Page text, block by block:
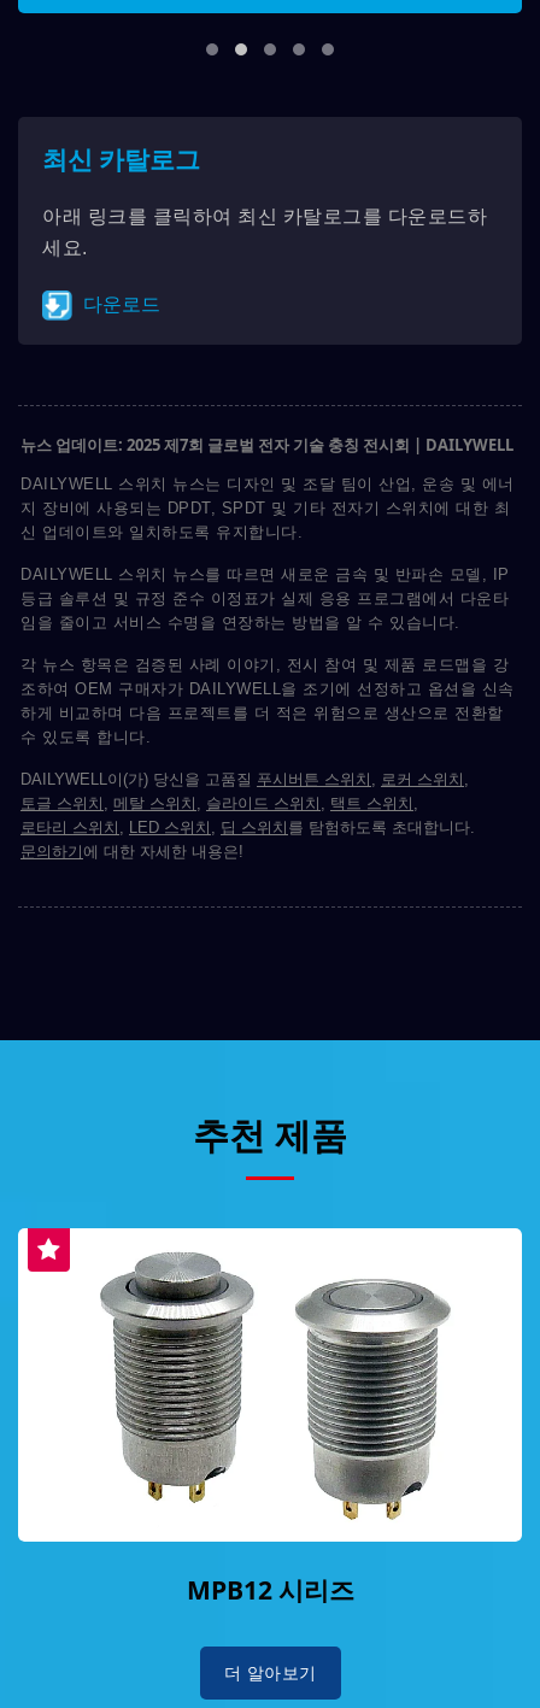
최신 카탈로그
아래 링크를 클릭하여 최신 카탈로그를 다운로드하
세요.
다운로드
뉴스 업데이트: 2025 제7회 글로벌 전자 기술 충칭 전시회 | DAILYWELL
DAILYWELL 스위치 뉴스는 디자인 및 조달 팀이 산업, 운송 및 에너
지 장비에 사용되는 DPDT, SPDT 및 기타 전자기 스위치에 대한 최
신 업데이트와 일치하도록 유지합니다.
DAILYWELL 스위치 뉴스를 따르면 새로운 금속 및 반파손 모델, IP
등급 솔루션 및 규정 준수 이정표가 실제 응용 프로그램에서 다운타
임을 줄이고 서비스 수명을 연장하는 방법을 알 수 있습니다.
각 뉴스 항목은 검증된 사례 이야기, 전시 참여 및 제품 로드맵을 강
조하여 OEM 구매자가 DAILYWELL을 조기에 선정하고 옵션을 신속
하게 비교하며 다음 프로젝트를 더 적은 위험으로 생산으로 전환할
수 있도록 합니다.
DAILYWELL이(가) 당신을 고품질 푸시버튼 스위치 로커 스위치
토글 스위치
메탈 스위치 슬라이드 스위치 택트 스위치
로타리 스위치
LED 스위치 딥 스위치 를 탐험하도록 초대합니다.
문의하기에 대한 자세한 내용은!
추천 제품
MPB12 시리즈
더 알아보기